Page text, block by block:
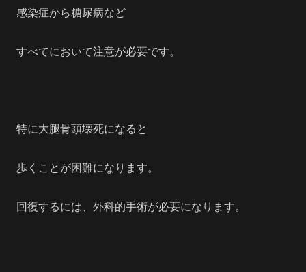
感染症から糖尿病など
すべてにおいて注意が必要です。
特に大腿骨頭壊死になると
歩くことが困難になります。
回復するには、外科的手術が必要になります。